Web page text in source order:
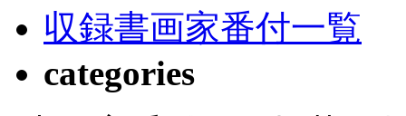
収録書画家番付一覧
categories